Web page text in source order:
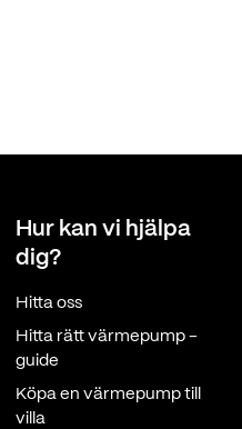
Hur kan vi hjälpa
dig?
Hitta oss
Hitta rätt värmepump -
guide
Köpa en värmepump till
villa